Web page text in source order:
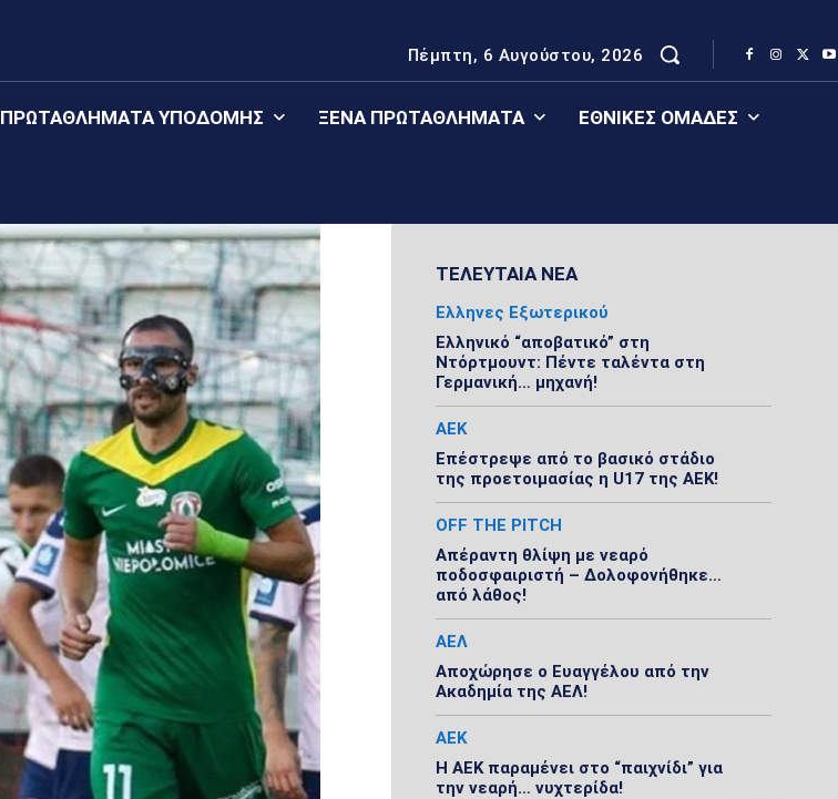
Πέμπτη, 6 Αυγούστου, 2026
ΠΡΩΤΑΘΛΉΜΑΤΑ YΠΟΔΟΜΉΣ ΞΈΝΑ ΠΡΩΤΑΘΛΉΜΑΤΑ ΕΘΝΙΚΈΣ ΟΜΆΔΕΣ
ΤΕΛΕΥΤΑΙΑ ΝΕΑ
Ελληνες Εξωτερικού
Ελληνικό “αποβατικό” στη
Ντόρτμουντ: Πέντε ταλέντα στη
Γερμανική… μηχανή!
ΑΕΚ
Επέστρεψε από το βασικό στάδιο
της προετοιμασίας η U17 της ΑΕΚ!
OFF THE PITCH
Απέραντη θλίψη με νεαρό
ποδοσφαιριστή – Δολοφονήθηκε…
από λάθος!
ΑΕΛ
Αποχώρησε ο Ευαγγέλου από την
Ακαδημία της ΑΕΛ!
ΑΕΚ
Η ΑΕΚ παραμένει στο “παιχνίδι” για
την νεαρή… νυχτερίδα!